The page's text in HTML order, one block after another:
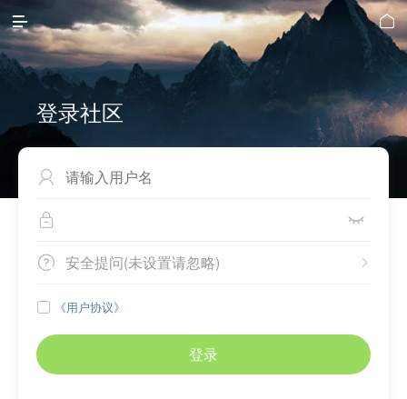
 
登录社区

 
 
安全提问(未设置请忽略)
 《用户协议》
登录